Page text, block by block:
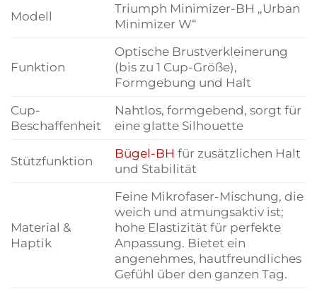
Modell
Triumph Minimizer-BH „Urban
Minimizer W“
Funktion
Optische Brustverkleinerung
(bis zu 1 Cup-Größe),
Formgebung und Halt
Cup-
Beschaffenheit
Nahtlos, formgebend, sorgt für
eine glatte Silhouette
Stützfunktion
Bügel-BH für zusätzlichen Halt
und Stabilität
Material &
Haptik
Feine Mikrofaser-Mischung, die
weich und atmungsaktiv ist;
hohe Elastizität für perfekte
Anpassung. Bietet ein
angenehmes, hautfreundliches
Gefühl über den ganzen Tag.